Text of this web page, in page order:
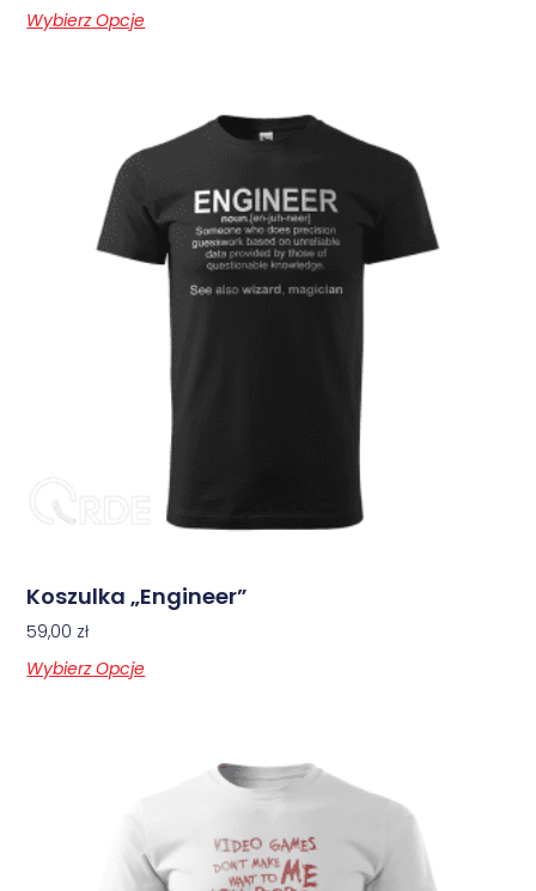
Wybierz Opcje
Koszulka „Engineer”
59,00 zł
Wybierz Opcje